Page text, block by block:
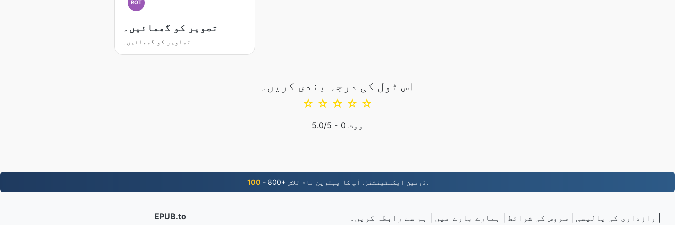
ROT
تصویر کو گھمائیں۔
تصاویر کو گھمائیں۔
اس ٹول کی درجہ بندی کریں۔
☆
☆
☆
☆
☆
5.0/5 - 0 ووٹ
100 - 800+ ڈومین ایکسٹینشنز. آپ کا بہترین نام تلاش.
EPUB.to رازداری کی پالیسی سروس کی شرائط ہمارے بارے میں ہم سے رابطہ کریں۔